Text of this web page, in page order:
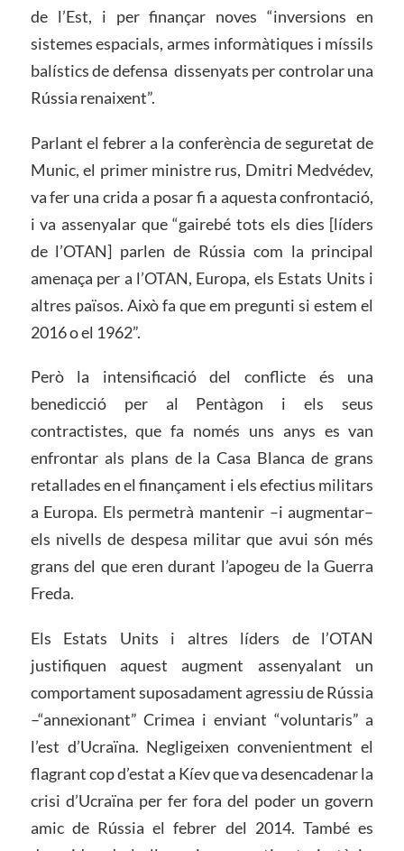
de l’Est, i per finançar noves “inversions en
sistemes espacials, armes informàtiques i míssils
balístics de defensa dissenyats per controlar una
Rússia renaixent”.
Parlant el febrer a la conferència de seguretat de
Munic, el primer ministre rus, Dmitri Medvédev,
va fer una crida a posar fi a aquesta confrontació,
i va assenyalar que “gairebé tots els dies [líders
de l’OTAN] parlen de Rússia com la principal
amenaça per a l’OTAN, Europa, els Estats Units i
altres països. Això fa que em pregunti si estem el
2016 o el 1962”.
Però la intensificació del conflicte és una
benedicció per al Pentàgon i els seus
contractistes, que fa només uns anys es van
enfrontar als plans de la Casa Blanca de grans
retallades en el finançament i els efectius militars
a Europa. Els permetrà mantenir –i augmentar–
els nivells de despesa militar que avui són més
grans del que eren durant l’apogeu de la Guerra
Freda.
Els Estats Units i altres líders de l’OTAN
justifiquen aquest augment assenyalant un
comportament suposadament agressiu de Rússia
–“annexionant” Crimea i enviant “voluntaris” a
l’est d’Ucraïna. Negligeixen convenientment el
flagrant cop d’estat a Kíev que va desencadenar la
crisi d’Ucraïna per fer fora del poder un govern
amic de Rússia el febrer del 2014. També es